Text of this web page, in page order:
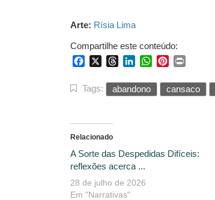
Arte: Rísia Lima
Compartilhe este conteúdo:
FacebookThreadsLinkedInWhatsApp
Pinterest
Tags: abandono cansaco
Relacionado
A Sorte das Despedidas Difíceis:
reflexões acerca ...
28 de julho de 2026
Em "Narrativas"